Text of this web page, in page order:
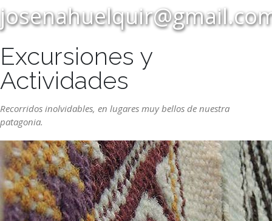
Excursiones y
Actividades
Recorridos inolvidables, en lugares muy bellos de nuestra
patagonia.